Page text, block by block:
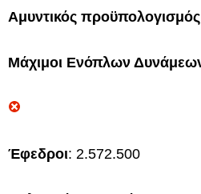
Αμυντικός προϋπολογισμός
Μάχιμοι Ενόπλων
Έφεδροι: 2.572.500